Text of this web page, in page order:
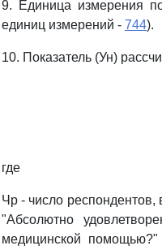
9. Единица измерения
единиц измерений - 744).
10. Показатель (Ун)
где
Чр - число
"Абсолютно
медицинской помощью?"